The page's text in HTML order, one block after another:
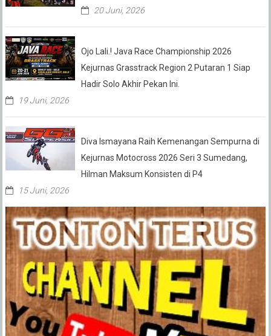
20 Juni, 2026
Ojo Lali.! Java Race Championship 2026
Kejurnas Grasstrack Region 2 Putaran 1 Siap
Hadir Solo Akhir Pekan Ini.
19 Juni, 2026
Diva Ismayana Raih Kemenangan Sempurna di
Kejurnas Motocross 2026 Seri 3 Sumedang,
Hilman Maksum Konsisten di P4
15 Juni, 2026